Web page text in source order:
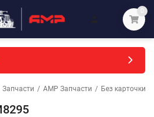
0
Запчасти / АМР Запчасти / Без карточки